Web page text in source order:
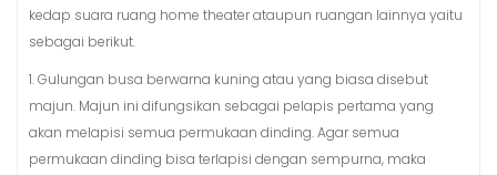
kedap suara ruang home theater ataupun ruangan lainnya yaitu
sebagai berikut.
1. Gulungan busa berwarna kuning atau yang biasa disebut
majun. Majun ini difungsikan sebagai pelapis pertama yang
akan melapisi semua permukaan dinding. Agar semua
permukaan dinding bisa terlapisi dengan sempurna, maka